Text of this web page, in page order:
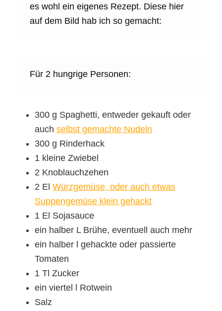
es wohl ein eigenes Rezept. Diese hier
auf dem Bild hab ich so gemacht:
Für 2 hungrige Personen:
300 g Spaghetti, entweder gekauft oder
auch selbst gemachte Nudeln
300 g Rinderhack
1 kleine Zwiebel
2 Knoblauchzehen
2 El Würzgemüse, oder auch etwas
Suppengemüse klein gehackt
1 El Sojasauce
ein halber L Brühe, eventuell auch mehr
ein halber l gehackte oder passierte
Tomaten
1 Tl Zucker
ein viertel l Rotwein
Salz